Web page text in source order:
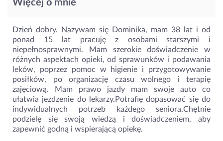
Więcej o mnie
Dzień dobry. Nazywam się Dominika, mam 38 lat i od
ponad 15 lat pracuję z osobami starszymi i
niepełnosprawnymi. Mam szerokie doświadczenie w
różnych aspektach opieki, od sprawunków i podawania
leków, poprzez pomoc w higienie i przygotowywanie
posiłków, po organizację czasu wolnego i terapię
zajęciową. Mam prawo jazdy mam swoje auto co
ułatwia jezdzenie do lekarzy.Potrafię dopasować się do
indywidualnych potrzeb każdego seniora.Chętnie
podzielę się swoją wiedzą i doświadczeniem, aby
zapewnić godną i wspierającą opiekę.